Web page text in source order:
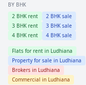
BY BHK
2 BHK rent 2 BHK sale
3 BHK rent 3 BHK sale
4 BHK rent 4 BHK sale
Flats for rent in Ludhiana
Property for sale in Ludhiana
Brokers in Ludhiana
Commercial in Ludhiana